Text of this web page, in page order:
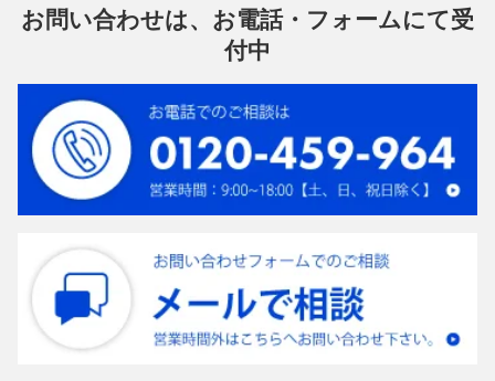
お問い合わせは、お電話・フォームにて受
付中